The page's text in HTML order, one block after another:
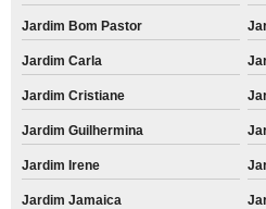
Jardim Bom Pastor
Jardim Carla
Jardim Cristiane
Jardim Guilhermina
Jardim Irene
Jardim Jamaica